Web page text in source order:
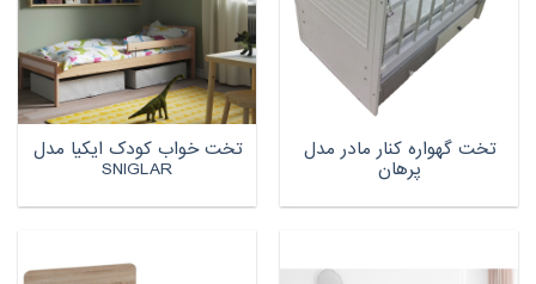
تخت گهواره کنار مادر مدل
پرهان
تخت خواب کودک ایکیا مدل
SNIGLAR